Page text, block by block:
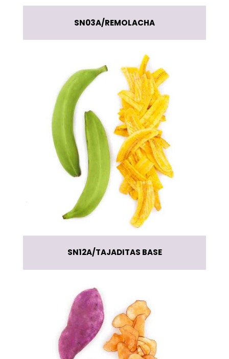
SN03A REMOLACHA
SN12A TAJADITAS BASE